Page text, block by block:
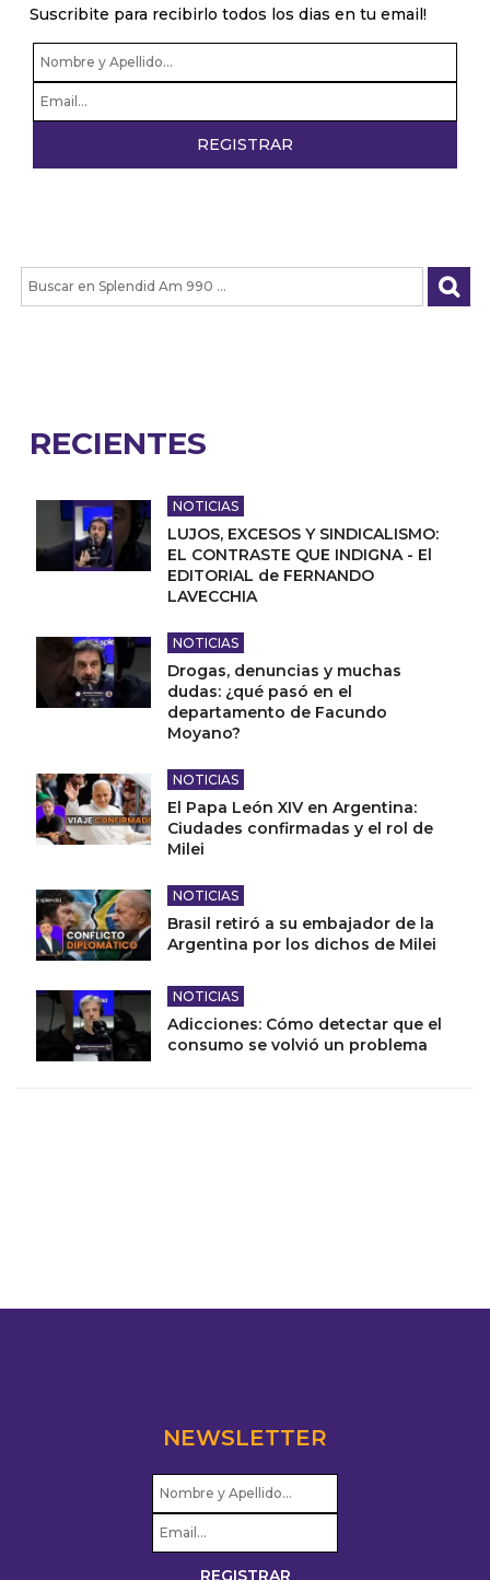
Suscribite para recibirlo todos los dias en tu email!
RECIENTES
NOTICIAS
LUJOS, EXCESOS Y SINDICALISMO:
EL CONTRASTE QUE INDIGNA - El
EDITORIAL de FERNANDO
LAVECCHIA
NOTICIAS
Drogas, denuncias y muchas
dudas: ¿qué pasó en el
departamento de Facundo
Moyano?
NOTICIAS
El Papa León XIV en Argentina:
Ciudades confirmadas y el rol de
Milei
NOTICIAS
Brasil retiró a su embajador de la
Argentina por los dichos de Milei
NOTICIAS
Adicciones: Cómo detectar que el
consumo se volvió un problema
NEWSLETTER